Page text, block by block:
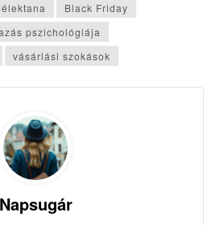
Black Friday
pszichológiája
vásárlási szokások
Napsugár